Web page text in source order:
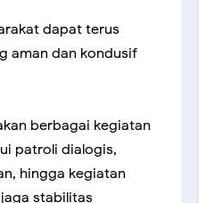
dapat terus
aman dan kondusif
berbagai kegiatan
patroli dialogis,
hingga kegiatan
stabilitas